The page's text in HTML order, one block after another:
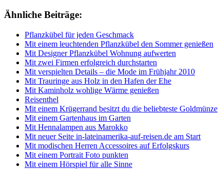
Ähnliche Beiträge:
Pflanzkübel für jeden Geschmack
Mit einem leuchtenden Pflanzkübel den Sommer genießen
Mit Designer Pflanzkübel Wohnung aufwerten
Mit zwei Firmen erfolgreich durchstarten
Mit verspielten Details – die Mode im Frühjahr 2010
Mit Trauringe aus Holz in den Hafen der Ehe
Mit Kaminholz wohlige Wärme genießen
Reisenthel
Mit einem Krügerrand besitzt du die beliebteste Goldmünze
Mit einem Gartenhaus im Garten
Mit Hennalampen aus Marokko
Mit neuer Seite in-lateinamerika-auf-reisen.de am Start
Mit modischen Herren Accessoires auf Erfolgskurs
Mit einem Portrait Foto punkten
Mit einem Hörspiel für alle Sinne